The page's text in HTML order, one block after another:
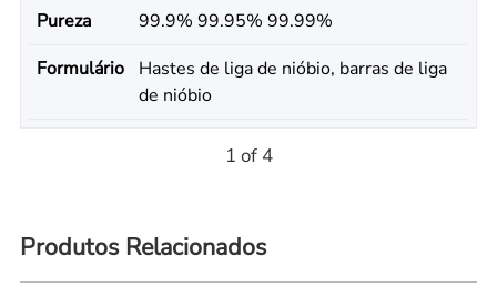
Pureza
99.9% 99.95% 99.99%
Formulário
Hastes de liga de nióbio, barras de liga
de nióbio
1 of 4
Produtos Relacionados